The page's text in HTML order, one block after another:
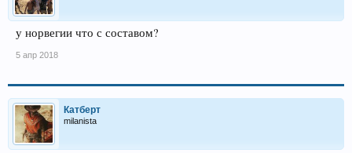
у норвегии что с составом?
5 апр 2018
Катберт
milanista